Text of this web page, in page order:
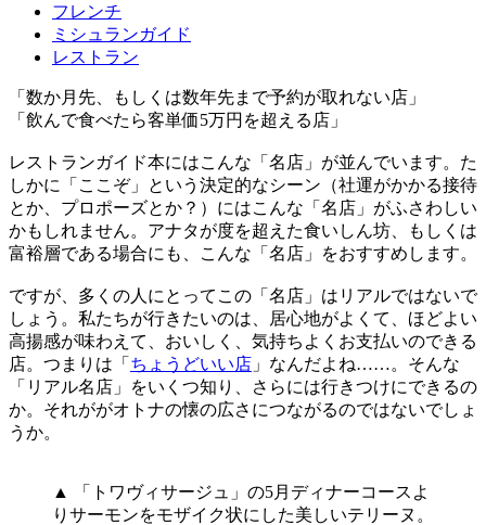
フレンチ
ミシュランガイド
レストラン
「数か月先、もしくは数年先まで予約が取れない店」
「飲んで食べたら客単価5万円を超える店」
レストランガイド本にはこんな「名店」が並んでいます。た
しかに「ここぞ」という決定的なシーン（社運がかかる接待
とか、プロポーズとか？）にはこんな「名店」がふさわしい
かもしれません。アナタが度を超えた食いしん坊、もしくは
富裕層である場合にも、こんな「名店」をおすすめします。
ですが、多くの人にとってこの「名店」はリアルではないで
しょう。私たちが行きたいのは、居心地がよくて、ほどよい
高揚感が味わえて、おいしく、気持ちよくお支払いのできる
店。つまりは「 ちょうどいい店 」なんだよね……。そんな
「リアル名店」をいくつ知り、さらには行きつけにできるの
か。それががオトナの懐の広さにつながるのではないでしょ
うか。
▲ 「トワヴィサージュ」の5月ディナーコースよ
りサーモンをモザイク状にした美しいテリーヌ。